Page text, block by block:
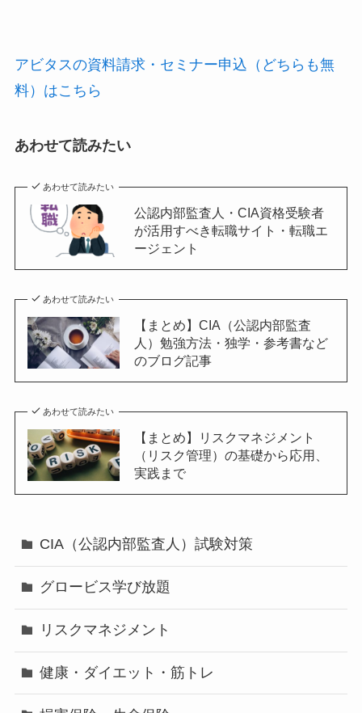
アビタスの資料請求・セミナー申込（どちらも無
料）はこちら
あわせて読みたい
あわせて読みたい
公認内部監査人・CIA資格受験者
が活用すべき転職サイト・転職エ
ージェント
あわせて読みたい
【まとめ】CIA（公認内部監査
人）勉強方法・独学・参考書など
のブログ記事
あわせて読みたい
【まとめ】リスクマネジメント
（リスク管理）の基礎から応用、
実践まで
CIA（公認内部監査人）試験対策
グロービス学び放題
リスクマネジメント
健康・ダイエット・筋トレ